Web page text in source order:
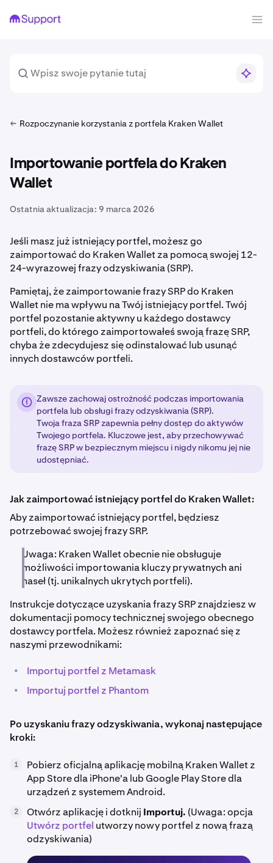
Rozpoczynanie korzystania z portfela Kraken Wallet
Importowanie portfela do Kraken
Wallet
Ostatnia aktualizacja: 9 marca 2026
Jeśli masz już istniejący portfel, możesz go
zaimportować do Kraken Wallet za pomocą swojej 12-
24-wyrazowej frazy odzyskiwania (SRP).
Pamiętaj, że zaimportowanie frazy SRP do Kraken
Wallet nie ma wpływu na Twój istniejący portfel. Twój
portfel pozostanie aktywny u każdego dostawcy
portfeli, do którego zaimportowałeś swoją frazę SRP,
chyba że zdecydujesz się odinstalować lub usunąć
innych dostawców portfeli.
Zawsze zachowaj ostrożność podczas importowania
portfela lub obsługi frazy odzyskiwania (SRP).
Twoja fraza SRP zapewnia pełny dostęp do aktywów
Twojego portfela. Kluczowe jest, aby przechowywać
frazę SRP w bezpiecznym miejscu i nigdy nikomu jej nie
udostępniać.
Jak zaimportować istniejący portfel do Kraken Wallet:
Aby zaimportować istniejący portfel, będziesz
potrzebować swojej frazy SRP.
Uwaga: Kraken Wallet obecnie nie obsługuje
możliwości importowania kluczy prywatnych ani
haseł (tj. unikalnych ukrytych portfeli).
Instrukcje dotyczące uzyskania frazy SRP znajdziesz w
dokumentacji pomocy technicznej swojego obecnego
dostawcy portfela. Możesz również zapoznać się z
naszymi przewodnikami:
• Importuj portfel z Metamask
• Importuj portfel z Phantom
Po uzyskaniu frazy odzyskiwania, wykonaj następujące
kroki:
1
Pobierz oficjalną aplikację mobilną Kraken Wallet z
App Store dla iPhone'a lub Google Play Store dla
urządzeń z systemem Android.
2 Otwórz aplikację i dotknij Importuj. (Uwaga: opcja
Utwórz portfel utworzy nowy portfel z nową frazą
odzyskiwania)